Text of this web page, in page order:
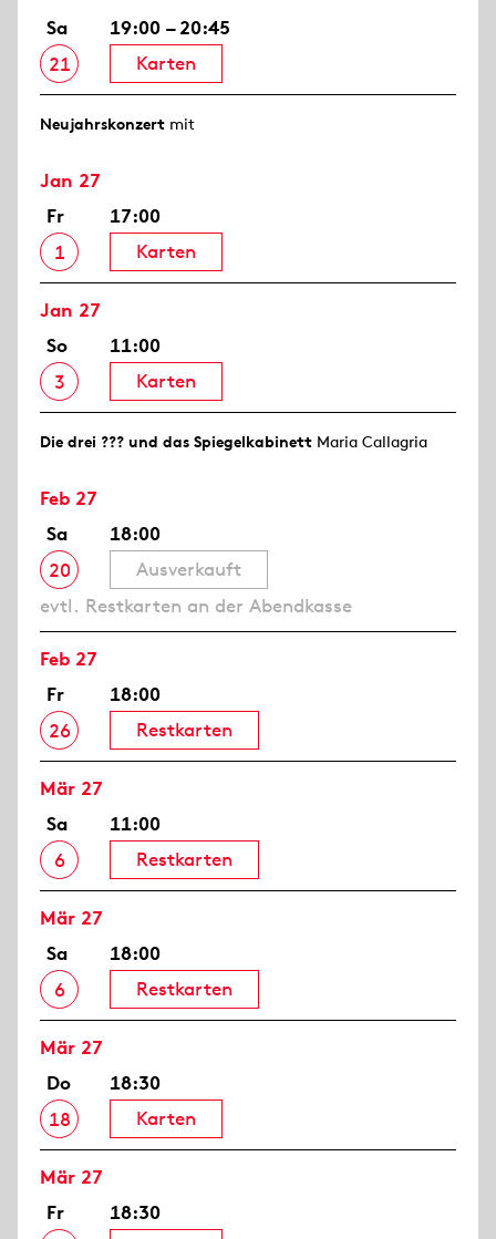
Sa
21
19:00 – 20:45
Karten
Neujahrs­konzert mit
Jan 27
Fr
1
17:00
Karten
Jan 27
So
3
11:00
Karten
Die drei ??? und das Spiegelkabinett Maria Callagria
Feb 27
Sa
20
18:00
Ausverkauft
evtl. Restkarten an der Abendkasse
Feb 27
Fr
26
18:00
Restkarten
Mär 27
Sa
6
11:00
Restkarten
Mär 27
Sa
6
18:00
Restkarten
Mär 27
Do
18
18:30
Karten
Mär 27
Fr
18:30